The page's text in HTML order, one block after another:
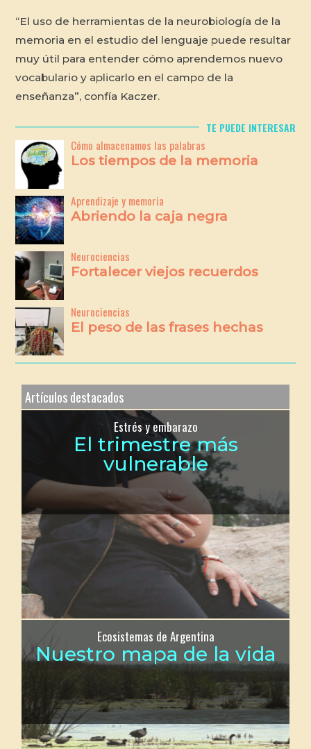
“El uso de herramientas de la neurobiología de la
memoria en el estudio del lenguaje puede resultar
muy útil para entender cómo aprendemos nuevo
vocabulario y aplicarlo en el campo de la
enseñanza”, confía Kaczer.
TE PUEDE INTERESAR
Cómo almacenamos las palabras
Los tiempos de la memoria
Aprendizaje y memoria
Abriendo la caja negra
Neurociencias
Fortalecer viejos recuerdos
Neurociencias
El peso de las frases hechas
Artículos destacados
Estrés y embarazo
El trimestre más
vulnerable
Ecosistemas de Argentina
Nuestro mapa de la vida